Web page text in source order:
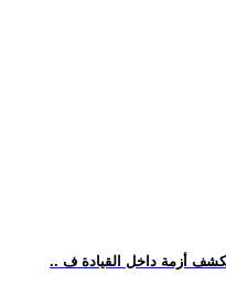
أزمة داخل القيادة ف